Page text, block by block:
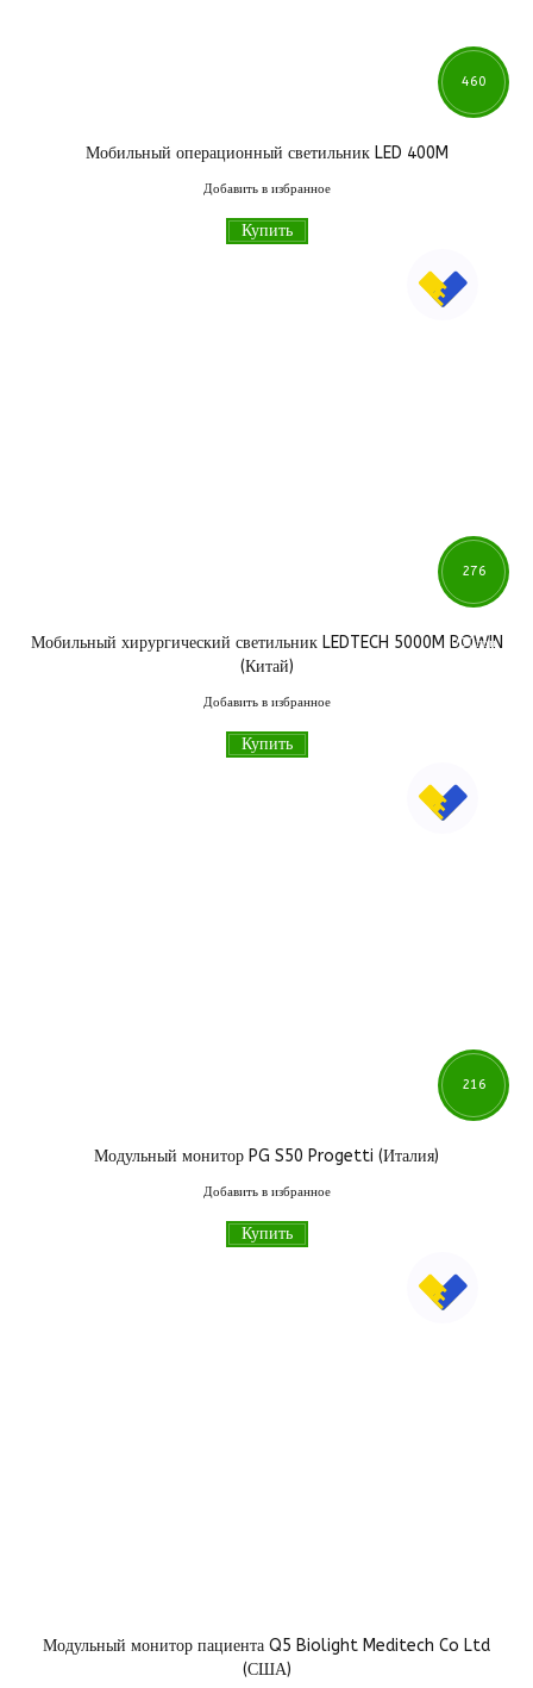
Мобильный операционный светильник LED 400M
Добавить в избранное
460
Купить
Мобильный хирургический светильник LEDTECH 5000M BOWIN
(Китай)
Добавить в избранное
276
000грн
Купить
Модульный монитор PG S50 Progetti (Италия)
Добавить в избранное
216
Купить
Модульный монитор пациента Q5 Biolight Meditech Co Ltd
(США)